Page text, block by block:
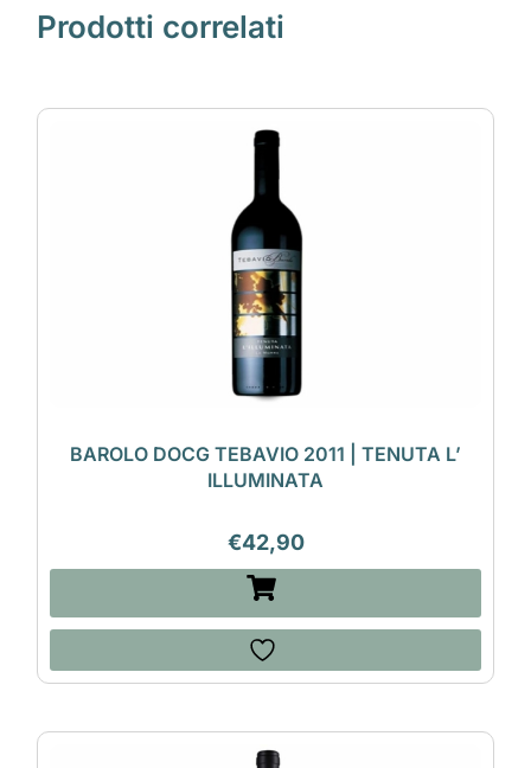
Prodotti correlati
BAROLO DOCG TEBAVIO 2011 | TENUTA L’
ILLUMINATA
€42,90